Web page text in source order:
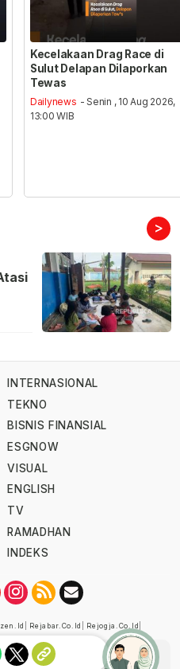
Kecelakaan Drag Race di
Sulut Delapan Dilaporkan
Tewas
Dailynews - Senin , 10 Aug 2026,
13:00 WIB
>
INTERNASIONAL
TEKNO
BISNIS FINANSIAL
ESGNOW
VISUAL
ENGLISH
TV
RAMADHAN
INDEKS
Rejabar.co.id Rejogja.co.id
oleh Dewan Pers